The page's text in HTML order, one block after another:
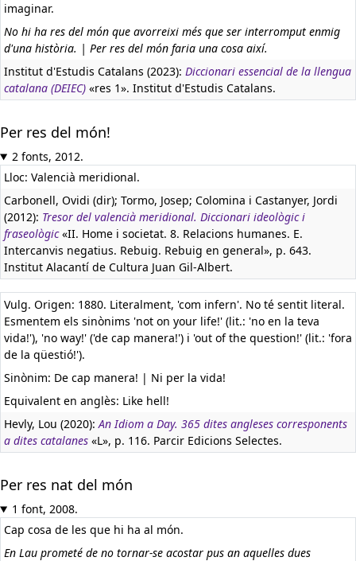
imaginar.
No hi ha res del món que avorreixi més que ser interromput enmig
d'una història. | Per res del món faria una cosa així.
Institut d'Estudis Catalans (2023): Diccionari essencial de la llengua
catalana (DEIEC) «res 1». Institut d'Estudis Catalans.
Per res del món!
2 fonts, 2012.
Lloc: Valencià meridional.
Carbonell, Ovidi (dir); Tormo, Josep; Colomina i Castanyer, Jordi
(2012): Tresor del valencià meridional. Diccionari ideològic i
fraseològic«II. Home i societat. 8. Relacions humanes. E.
Intercanvis negatius. Rebuig. Rebuig en general», p. 643.
Institut Alacantí de Cultura Juan Gil-Albert.
Vulg. Origen: 1880. Literalment, 'com infern'. No té sentit literal.
Esmentem els sinònims 'not on your life!' (lit.: 'no en la teva
vida!'), 'no way!' ('de cap manera!') i 'out of the question!' (lit.: 'fora
de la qüestió!').
Sinònim: De cap manera! | Ni per la vida!
Equivalent en anglès: Like hell!
Hevly, Lou (2020):An Idiom a Day. 365 dites angleses corresponents
a dites catalanes «L», p. 116. Parcir Edicions Selectes.
Per res nat del món
1 font, 2008.
Cap cosa de les que hi ha al món.
En Lau prometé de no tornar-se acostar pus an aquelles dues